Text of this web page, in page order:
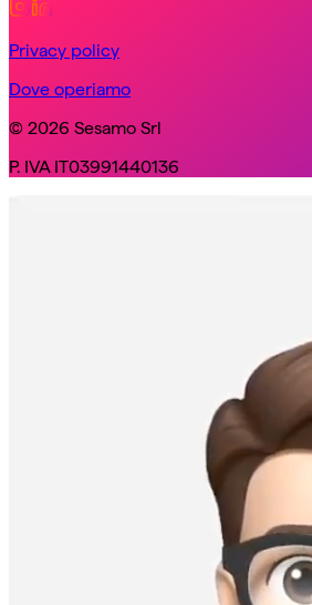
Privacy policy
Dove operiamo
© 2026 Sesamo Srl
P. IVA IT03991440136